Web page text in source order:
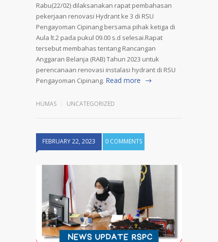
Rabu(22/02) dilaksanakan rapat pembahasan
pekerjaan renovasi Hydrant ke 3 di RSU
Pengayoman Cipinang bersama pihak ketiga di
Aula lt.2 pada pukul 09.00 s.d selesai.Rapat
tersebut membahas tentang Rancangan
Anggaran Belanja (RAB) Tahun 2023 untuk
perencanaan renovasi instalasi hydrant di RSU
Pengayoman Cipinang. Read more
HUMAS UNCATEGORIZED
FEBRUARY 22, 2023 0 COMMENTS